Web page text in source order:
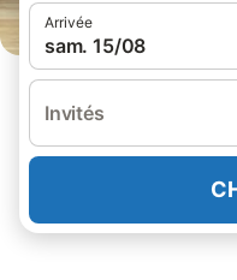
Arrivée
sam. 15/08
Invités